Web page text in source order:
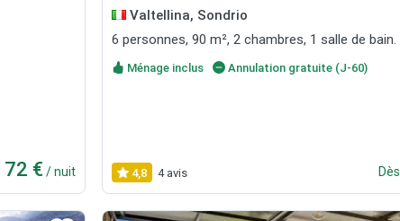
72 € / nuit
Valtellina, Sondrio
6 personnes, 90 m², 2 chambres, 1 salle de bain.
Ménage inclus Annulation gratuite (J-60)
4,8 4 avis Dès